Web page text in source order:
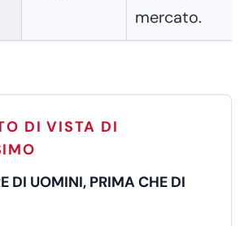
mercato.
DI VISTA DI
DI UOMINI, PRIMA CHE DI